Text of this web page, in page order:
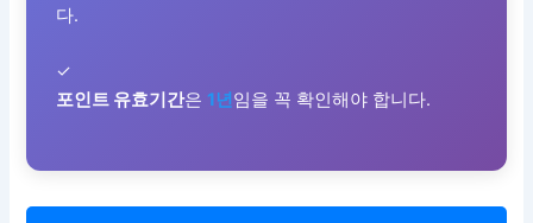
다.
✓
포인트 유효기간은 1년임을 꼭 확인해야 합니다.